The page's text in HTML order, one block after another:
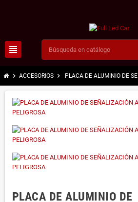
view_headline
chevron_right ACCESORIOS chevron_right PLACA DE ALUMINIO DE
PLACA DE ALUMINIO DE